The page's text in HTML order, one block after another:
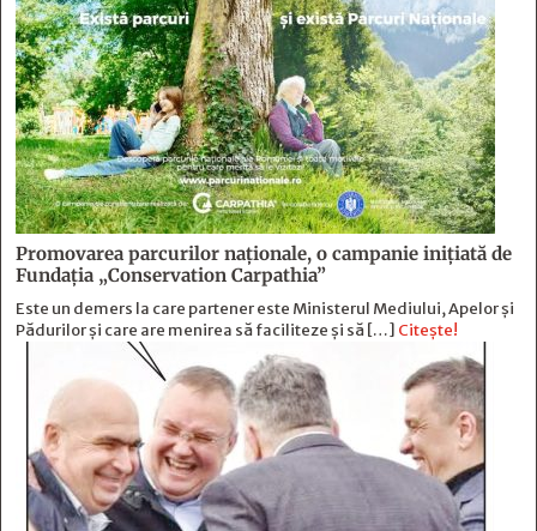
Promovarea parcurilor naționale, o campanie inițiată de
Fundația „Conservation Carpathia”
Este un demers la care partener este Ministerul Mediului, Apelor și
Pădurilor și care are menirea să faciliteze și să […] Citește!